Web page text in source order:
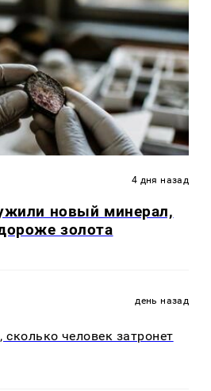
4 дня назад
новый минерал,
золота
день назад
сколько человек затронет